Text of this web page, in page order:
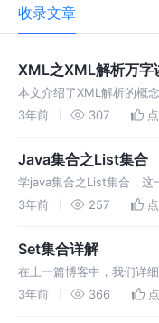
收录文章
XML之XML解析万字
本文介绍了XML解析的概
了DOM4J解析的使用，也
3年前 307
Java集合之List集合
学java集合之List集合，这
憾。 本文详细介绍了LIst
3年前 257
Set集合详解
在上一篇博客中，我们详
架中的List集合，今天我们
3年前 366